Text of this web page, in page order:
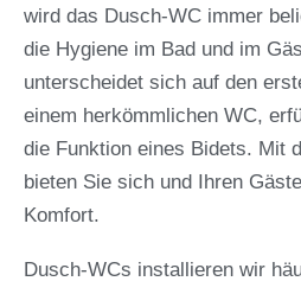
wird das Dusch-WC immer
die Hygiene im Bad und im
unterscheidet sich auf den
einem herkömmlichen WC,
die Funktion eines Bidets. Mit
bieten Sie sich und Ihren
Komfort.
Dusch-WCs installieren wir